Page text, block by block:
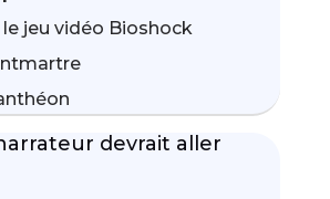
le jeu vidéo Bioshock
devrait aller